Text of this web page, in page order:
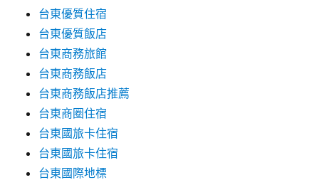
台東優質住宿
台東優質飯店
台東商務旅館
台東商務飯店
台東商務飯店推薦
台東商圈住宿
台東國旅卡住宿
台東國旅卡住宿
台東國際地標